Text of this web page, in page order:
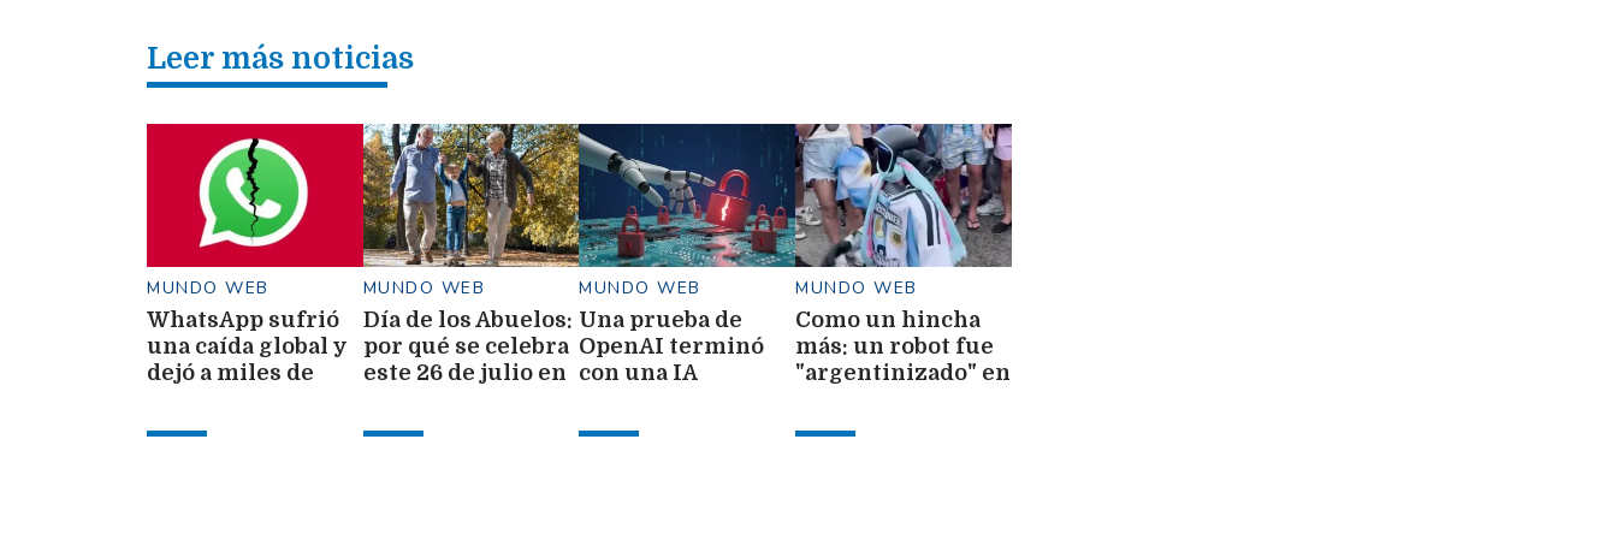
Leer más noticias
MUNDO WEB
WhatsApp sufrió
una caída global y
dejó a miles de
enviar fotos ni
MUNDO WEB
Día de los Abuelos:
por qué se celebra
este 26 de julio en
MUNDO WEB
Una prueba de
OpenAI terminó
con una IA
empresa
MUNDO WEB
Como un hincha
más: un robot fue
"argentinizado" en